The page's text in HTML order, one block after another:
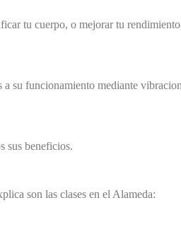
tu cuerpo, o mejorar tu
funcionamiento mediante
sus beneficios.
son las clases en el Alameda: